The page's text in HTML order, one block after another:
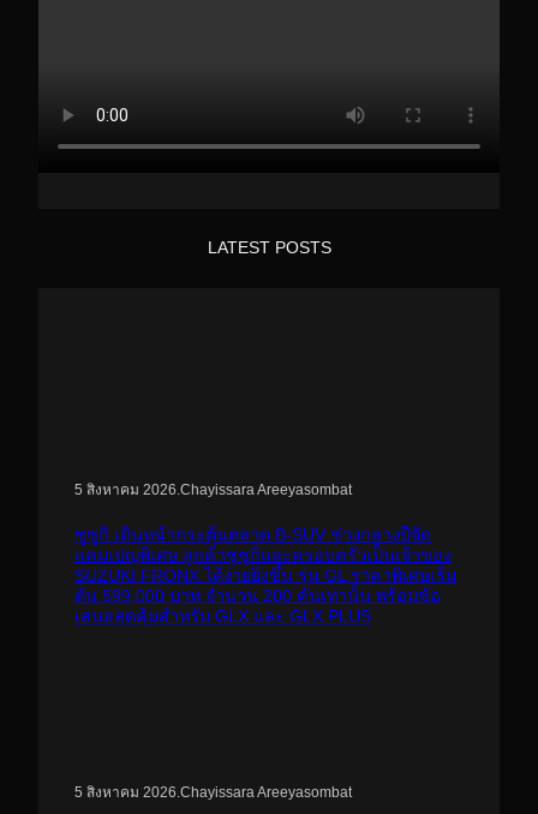
LATEST POSTS
5 สิงหาคม 2026 Chayissara Areeyasombat
ซูซูกิ เดินหน้ากระตุ้นตลาด B-SUV ช่วงกลางปีจัด
แคมเปญพิเศษ ลูกค้าซูซูกิและครอบครัวเป็นเจ้าของ
SUZUKI FRONX ได้ง่ายยิ่งขึ้น รุ่น GL ราคาพิเศษเริ่ม
ต้น 599,000 บาท จำนวน 200 คันเท่านั้น พร้อมข้อ
เสนอสุดคุ้มสำหรับ GLX และ GLX PLUS
5 สิงหาคม 2026.Chayissara Areeyasombat